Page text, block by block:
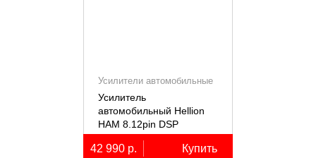
Усилители автомобильные
Усилитель
автомобильный Hellion
HAM 8.12pin DSP
десятиканальный,
8x80+2х100Вт (4Ом),
42 990 р. Купить